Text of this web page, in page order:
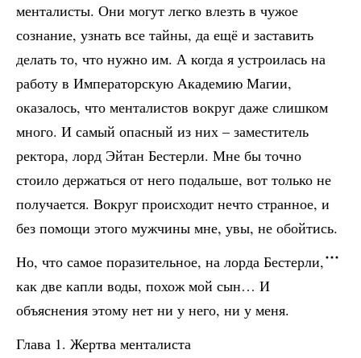
менталисты. Они могут легко влезть в чужое
сознание, узнать все тайны, да ещё и заставить
делать то, что нужно им. А когда я устроилась на
работу в Императорскую Академию Магии,
оказалось, что менталистов вокруг даже слишком
много. И самый опасный из них – заместитель
ректора, лорд Эйтан Бестерли. Мне бы точно
стоило держаться от него подальше, вот только не
получается. Вокруг происходит нечто странное, и
без помощи этого мужчины мне, увы, не обойтись.
Но, что самое поразительное, на лорда Бестерли,
как две капли воды, похож мой сын… И
объяснения этому нет ни у него, ни у меня.
Глава 1. Жертва менталиста